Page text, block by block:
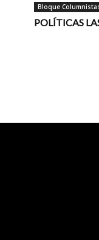
Bloque
POLÍTICAS